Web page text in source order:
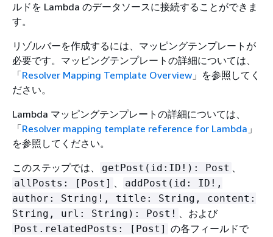
ルドを Lambda のデータソースに接続することができま
す。
リゾルバーを作成するには、マッピングテンプレートが
必要です。マッピングテンプレートの詳細については、
「Resolver Mapping Template Overview 」を参照してく
ださい。
Lambda マッピングテンプレートの詳細については、
「Resolver mapping template reference for Lambda 」
を参照してください。
このステップでは、
getPost(id:ID!): Post 、
allPosts: [Post] 、
addPost(id: ID!,
author: String!, title: String, content:
String, url: String): Post! 、および
Post.relatedPosts: [Post] の各フィールドで